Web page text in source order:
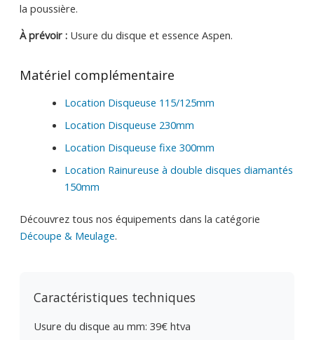
la poussière.
À prévoir :Usure du disque et essence Aspen.
Matériel complémentaire
Location Disqueuse 115/125mm
Location Disqueuse 230mm
Location Disqueuse fixe 300mm
Location Rainureuse à double disques diamantés
150mm
Découvrez tous nos équipements dans la catégorie
Découpe & Meulage.
Caractéristiques techniques
Usure du disque au mm: 39€ htva